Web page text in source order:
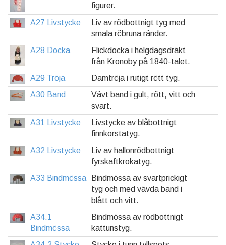
figurer.
A27 Livstycke
Liv av rödbottnigt tyg med
smala röbruna ränder.
A28 Docka
Flickdocka i helgdagsdräkt
från Kronoby på 1840-talet.
A29 Tröja
Damtröja i rutigt rött tyg.
A30 Band
Vävt band i gult, rött, vitt och
svart.
A31 Livstycke
Livstycke av blåbottnigt
finnkorstatyg.
A32 Livstycke
Liv av hallonrödbottnigt
fyrskaftkrokatyg.
A33 Bindmössa
Bindmössa av svartprickigt
tyg och med vävda band i
blått och vitt.
A34.1
Bindmössa
Bindmössa av rödbottnigt
kattunstyg.